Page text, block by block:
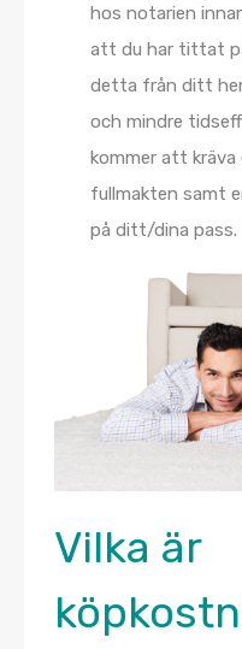
hos notarien
att du har tittat
detta från ditt
och mindre
kommer att
fullmakten samt
på ditt/dina pass.
Vilka är